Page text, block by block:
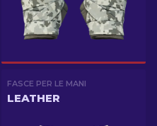
FASCE PER LE MANI
LEATHER